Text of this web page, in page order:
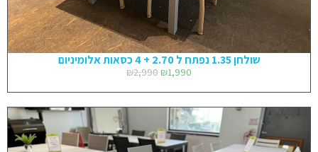
שולחן 1.35 נפתח ל 2.70 + 4 כסאות אלומיניום
₪2,990 ₪1,990